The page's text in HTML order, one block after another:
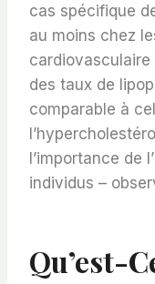
cas spécifique
au moins chez
des taux de
comparable à
l’importance de
individus –
Qu’est-